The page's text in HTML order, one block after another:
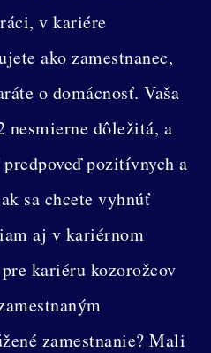
v kariére
ako zamestnanec,
o domácnosť. Vaša
nesmierne dôležitá, a
pozitívnych a
sa chcete vyhnúť
aj v kariérnom
kariéru kozorožcov
zamestnanie? Mali